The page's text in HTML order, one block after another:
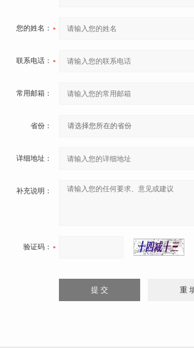
您的姓名：
联系电话：
常用邮箱：
省份：
详细地址：
补充说明：
验证码：